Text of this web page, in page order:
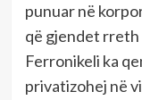
punuar në
që gjendet rreth
Ferronikeli ka
privatizohej në